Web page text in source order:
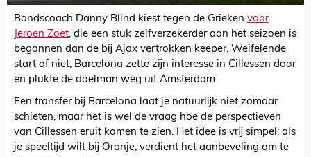
Bondscoach Danny Blind kiest tegen de Grieken voor
Jeroen Zoet, die een stuk zelfverzekerder aan het seizoen is
begonnen dan de bij Ajax vertrokken keeper. Weifelende
start of niet, Barcelona zette zijn interesse in Cillessen door
en plukte de doelman weg uit Amsterdam.
Een transfer bij Barcelona laat je natuurlijk niet zomaar
schieten, maar het is wel de vraag hoe de perspectieven
van Cillessen eruit komen te zien. Het idee is vrij simpel: als
je speeltijd wilt bij Oranje, verdient het aanbeveling om te